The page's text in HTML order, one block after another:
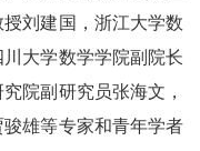
刘建国，浙江大学数
大学数学学院副院长
院副研究员张海文，
雄等专家和青年学者